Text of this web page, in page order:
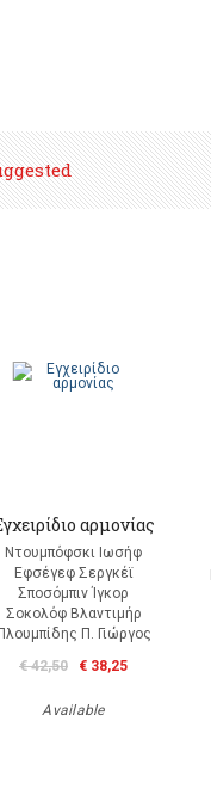
αρμονίας
Ντουμπόφσκι Ιωσήφ
Εφσέγεφ Σεργκέϊ
Σποσόμπιν Ίγκορ
Σοκολόφ Βλαντιμήρ
Π. Γιώργος
€ 42,50
€ 38,25
Available